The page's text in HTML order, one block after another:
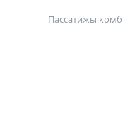
Пассатижы